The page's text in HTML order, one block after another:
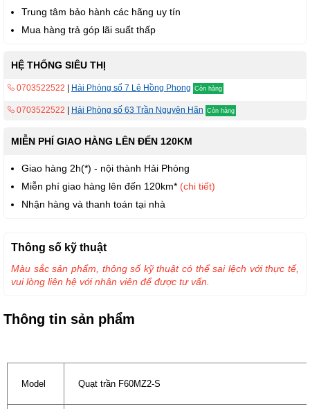
Trung tâm bảo hành các hãng uy tín
Mua hàng trả góp lãi suất thấp
HỆ THỐNG SIÊU THỊ
0703522522 Hải Phòng số 7 Lê Hồng Phong Còn hàng
0703522522 Hải Phòng số 63 Trần Nguyên Hãn Còn hàng
MIỄN PHÍ GIAO HÀNG LÊN ĐẾN 120KM
Giao hàng 2h(*) - nội thành Hải Phòng
Miễn phí giao hàng lên đến 120km* (chi tiết)
Nhận hàng và thanh toán tại nhà
Thông tin sản phẩm
Model Quạt trần F60MZ2-S
Thông số kỹ thuật
Màu sắc sản phẩm, thông số kỹ thuật có thể sai lệch với thực tế,
vui lòng liên hệ với nhân viên để được tư vấn.